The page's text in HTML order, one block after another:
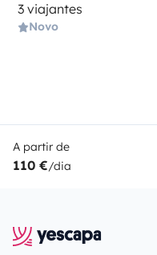
3 viajantes
Novo
A partir de
110 €/dia